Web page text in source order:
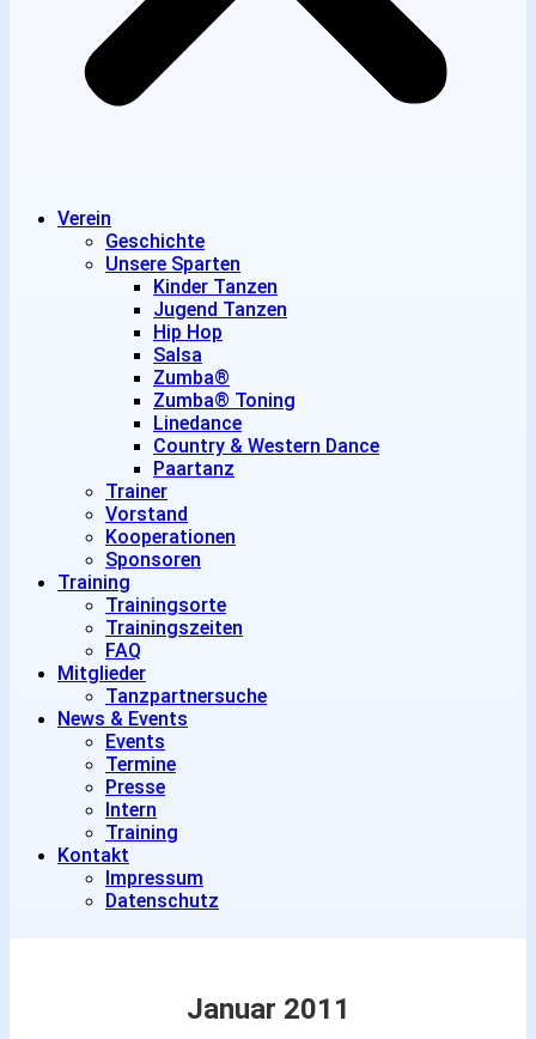
Verein
Geschichte
Unsere Sparten
Kinder Tanzen
Jugend Tanzen
Hip Hop
Salsa
Zumba®
Zumba® Toning
Linedance
Country & Western Dance
Paartanz
Trainer
Vorstand
Kooperationen
Sponsoren
Training
Trainingsorte
Trainingszeiten
FAQ
Mitglieder
Tanzpartnersuche
News & Events
Events
Termine
Presse
Intern
Training
Kontakt
Impressum
Datenschutz
Januar 2011